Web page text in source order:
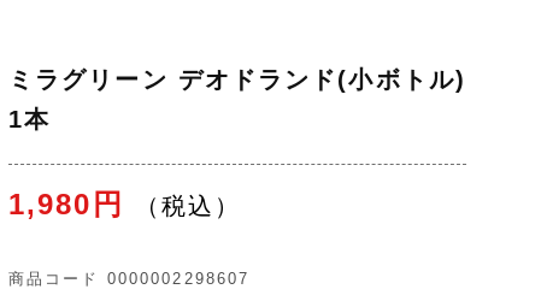
ミラグリーン デオドランド(小ボトル)
1本
1,980円
商品コード 0000002298607